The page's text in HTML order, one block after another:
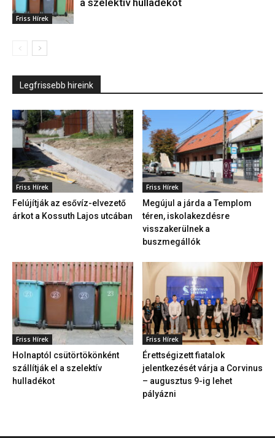
Friss Hírek
a szelektív hulladékot
Legfrissebb hireink
Friss Hírek
Felújítják az esővíz-elvezető
árkot a Kossuth Lajos utcában
Friss Hírek
Megújul a járda a Templom
téren, iskolakezdésre
visszakerülnek a
buszmegállók
Friss Hírek
Holnaptól csütörtökönként
szállítják el a szelektív
hulladékot
Friss Hírek
Érettségizett fiatalok
jelentkezését várja a Corvinus
– augusztus 9-ig lehet
pályázni